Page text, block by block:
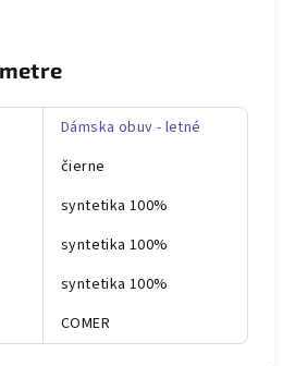
Dámska obuv - letné
čierne
syntetika 100%
syntetika 100%
syntetika 100%
COMER